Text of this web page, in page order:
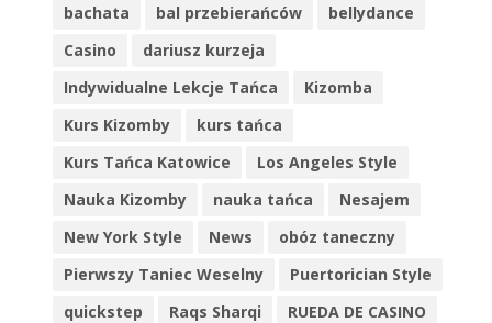
bachata bal przebierańców
bellydance
Casino
dariusz kurzeja
Indywidualne Lekcje Tańca
Kizomba
Kurs Kizomby
kurs tańca
Kurs Tańca Katowice
Los Angeles Style
Nauka Kizomby
nauka tańca
Nesajem
New York Style
News
obóz taneczny
Pierwszy Taniec Weselny
Puertorician Style
quickstep
Raqs Sharqi
RUEDA DE CASINO